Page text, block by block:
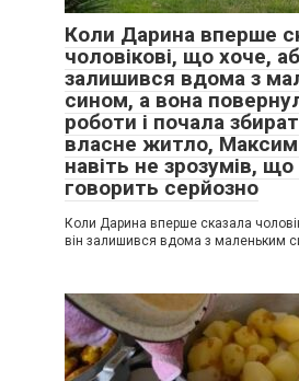
Коли Дарина вперше
чоловікові, що хоче,
залишився вдома з
сином, а вона
роботи і почала
власне житло, Максим
навіть не зрозумів,
говорить серйозно
Коли Дарина вперше сказала
він залишився вдома з маленьким